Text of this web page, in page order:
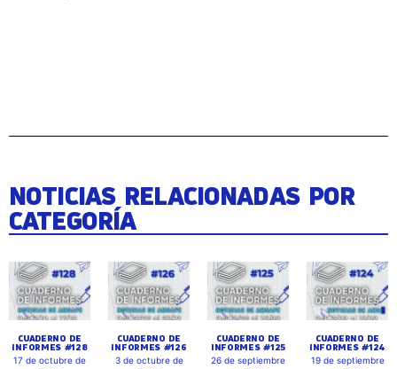
NOTICIAS RELACIONADAS POR
CATEGORÍA
CUADERNO DE
INFORMES #128
17 de octubre de
CUADERNO DE
INFORMES #126
3 de octubre de
CUADERNO DE
INFORMES #125
26 de septiembre
CUADERNO DE
INFORMES #124
19 de septiembre